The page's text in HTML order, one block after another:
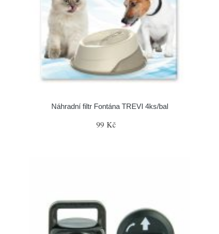
Náhradní filtr Fontána TREVI 4ks/bal
99 Kč